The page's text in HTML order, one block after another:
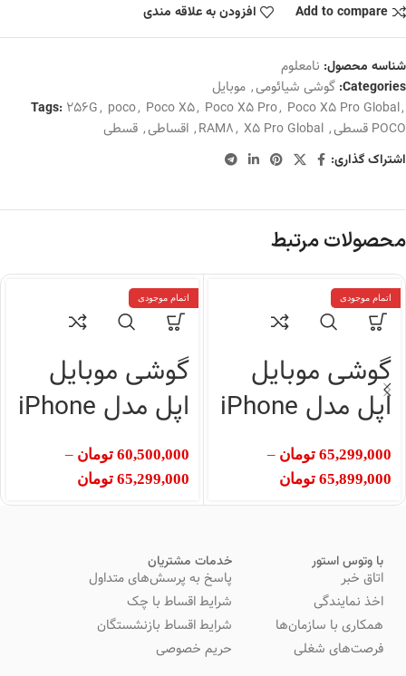
Add to compare
افزودن به علاقه مندی
شناسه محصول: نامعلوم
Categories: گوشی شیائومی, موبایل
Tags: 256G, poco, Poco X5, Poco X5 Pro, Poco X5 Pro Global,
POCO قسطی
,
RAM8, X5 Pro Global
, اقساطی, قسطی
اشتراک گذاری:
محصولات مرتبط
اتمام موجودی
گوشی موبایل
اپل مدل iPhone
13 CH/A
ظرفیت
128گیگابایت و
رم 4گیگابایت
65,299,000 تومان –
65,899,000 تومان
اتمام موجودی
گوشی موبایل
اپل مدل iPhone
13 CH/A
ظرفیت
256گیگابایت رم
4گیگابایت
60,500,000 تومان –
65,299,000 تومان
با وتوس استور
اتاق خبر
اخذ نمایندگی
همکاری با سازمان‌ها
فرصت‌های شغلی
خدمات مشتریان
پاسخ به پرسش‌های متداول
شرایط اقساط با چک
شرایط اقساط بازنشستگان
حریم خصوصی